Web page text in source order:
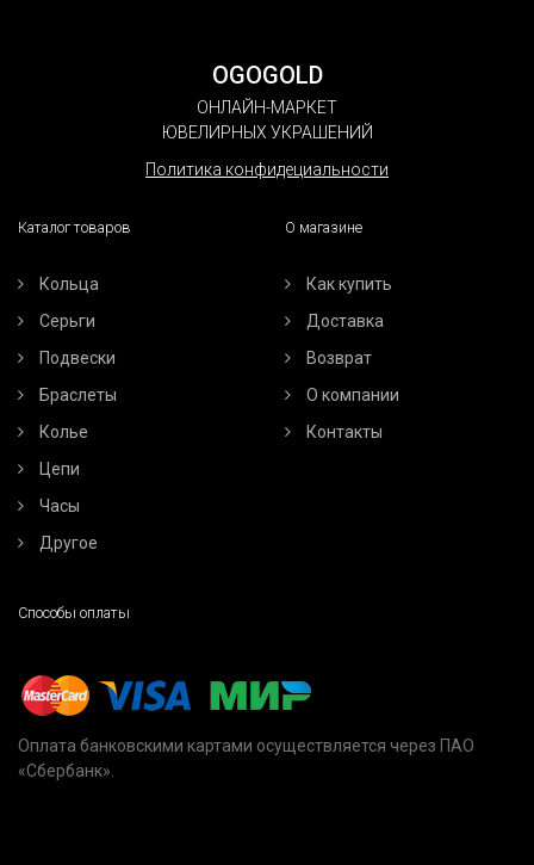
OGOGOLD
ОНЛАЙН-МАРКЕТ
ЮВЕЛИРНЫХ УКРАШЕНИЙ
Политика конфидециальности
Каталог товаров
Кольца
Серьги
Подвески
Браслеты
Колье
Цепи
Часы
Другое
О магазине
Как купить
Доставка
Возврат
О компании
Контакты
Способы оплаты
Оплата банковскими картами осуществляется через ПАО
«Сбербанк».